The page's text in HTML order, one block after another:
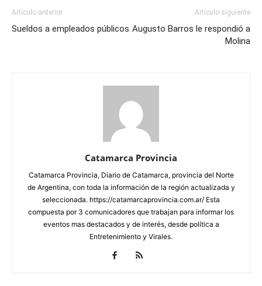
Artículo anterior
Sueldos a empleados públicos
Artículo siguiente
Augusto Barros le respondió a
Molina
Catamarca Provincia
Catamarca Provincia, Diario de Catamarca, provincia del Norte
de Argentina, con toda la información de la región actualizada y
seleccionada. https://catamarcaprovincia.com.ar/ Esta
compuesta por 3 comunicadores que trabajan para informar los
eventos mas destacados y de interés, desde política a
Entretenimiento y Virales.